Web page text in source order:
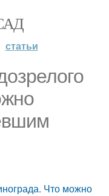
статьи
Что можно